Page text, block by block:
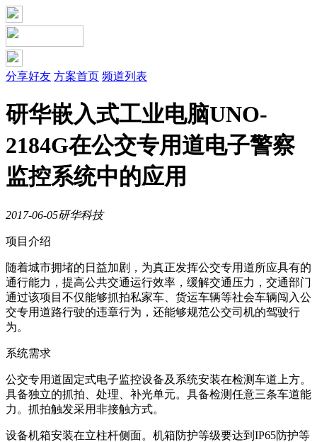
分享好友 方案首页 频道列表
研华嵌入式工业电脑UNO-
2184G在公交专用道电子警察
监控系统中的应用
2017-06-05研华科技
项目介绍
随着城市拥堵的日益加剧，为真正发挥公交专用道所应具有的
通行能力，提高公共交通运行效率，缓解交通压力，交通部门
通过该项目不仅能够抓拍私家车、货运车辆等社会车辆闯入公
交专用道路行驶的违章行为，还能够规范公交司机的驾驶行
为。
系统需求
公交专用道固定式电子监控设备及系统安装在检测车道上方。
具备独立的抓拍、处理、补光单元。具备检测任意三条车道能
力。抓拍触发采用非接触方式。
设备机箱安装在立柱杆侧面。机箱防护等级要达到IP65防护等